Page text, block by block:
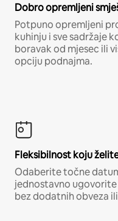
Dobro opremljeni
Potpuno opremljeni
kuhinju i sve sadržaje
boravak od mjesec ili
opciju podnajma.
Fleksibilnost koju
Odaberite točne
jednostavno
bez dodatnih obveza